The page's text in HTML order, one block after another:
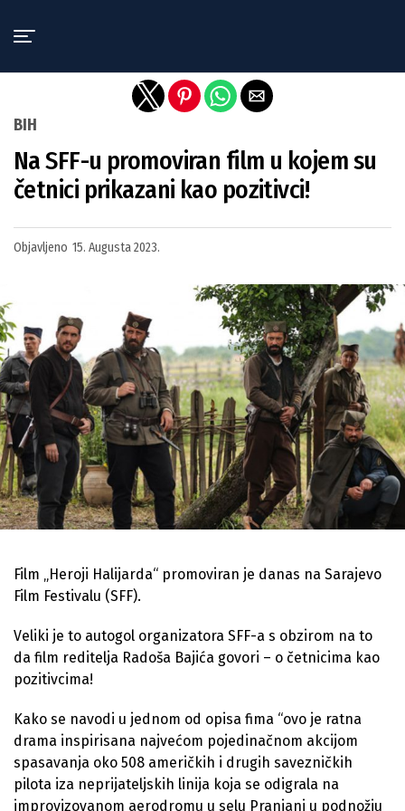
BIH
Na SFF-u promoviran film u kojem su
četnici prikazani kao pozitivci!
Objavljeno 15. Augusta 2023.
Film „Heroji Halijarda“ promoviran je danas na Sarajevo
Film Festivalu (SFF).
Veliki je to autogol organizatora SFF-a s obzirom na to
da film reditelja Radoša Bajića govori – o četnicima kao
pozitivcima!
Kako se navodi u jednom od opisa fima “ovo je ratna
drama inspirisana najvećom pojedinačnom akcijom
spasavanja oko 508 američkih i drugih savezničkih
pilota iza neprijateljskih linija koja se odigrala na
improvizovanom aerodromu u selu Pranjani u podnožju